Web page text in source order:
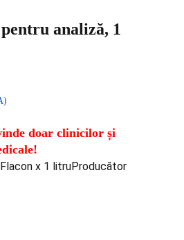
analiză, 1
doar clinicilor și
x 1 litruProducător